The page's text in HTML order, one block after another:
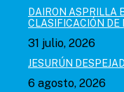
DAIRON ASPRILLA
CLASIFICACIÓN DE
31 julio, 2026
JESURÚN
6 agosto, 2026